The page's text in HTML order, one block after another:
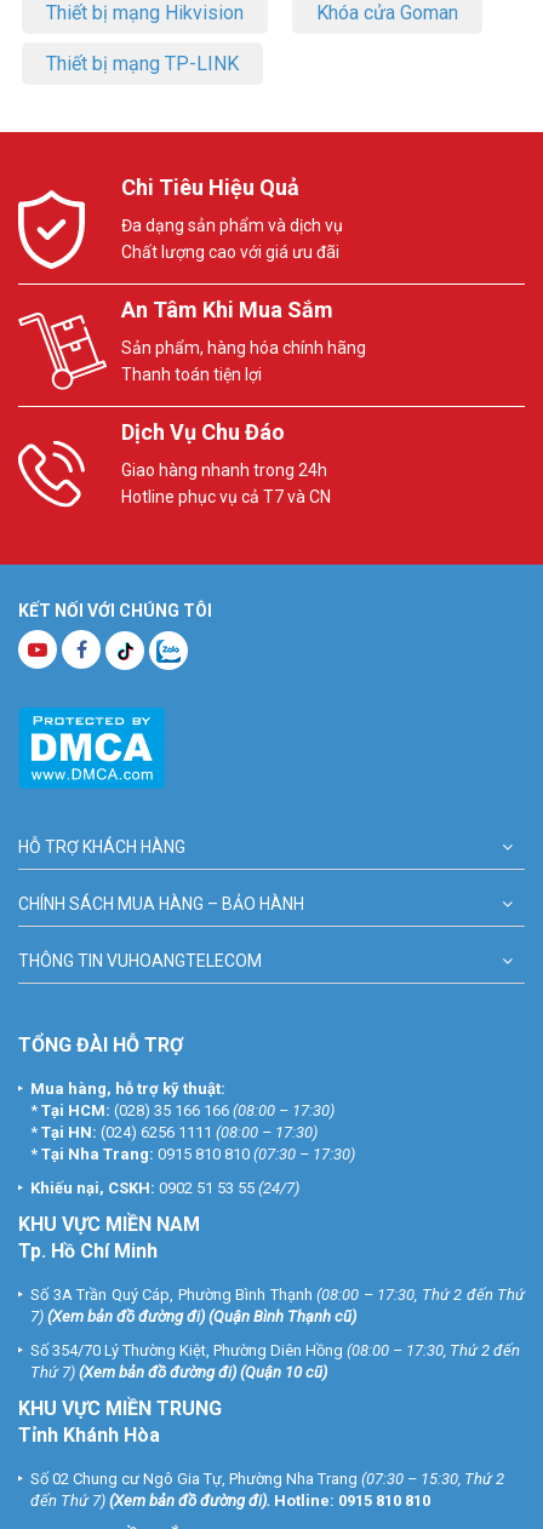
Thiết bị mạng Hikvision Khóa cửa Goman
Thiết bị mạng TP-LINK
Chi Tiêu Hiệu Quả
Đa dạng sản phẩm và dịch vụ
Chất lượng cao với giá ưu đãi
An Tâm Khi Mua Sắm
Sản phẩm, hàng hóa chính hãng
Thanh toán tiện lợi
Dịch Vụ Chu Đáo
Giao hàng nhanh trong 24h
Hotline phục vụ cả T7 và CN
KẾT NỐI VỚI CHÚNG TÔI
HỖ TRỢ KHÁCH HÀNG
CHÍNH SÁCH MUA HÀNG – BẢO HÀNH
THÔNG TIN VUHOANGTELECOM
TỔNG ĐÀI HỖ TRỢ
Mua hàng, hỗ trợ kỹ thuật:
* Tại HCM: (028) 35 166 166 (08:00 – 17:30)
* Tại HN: (024) 6256 1111 (08:00 – 17:30)
* Tại Nha Trang: 0915 810 810 (07:30 – 17:30)
Khiếu nại, CSKH: 0902 51 53 55 (24/7)
KHU VỰC MIỀN NAM
Tp. Hồ Chí Minh
Số 3A Trần Quý Cáp, Phường Bình Thạnh (08:00 – 17:30, Thứ 2 đến Thứ
7) (Xem bản đồ đường đi) (Quận Bình Thạnh cũ)
Số 354/70 Lý Thường Kiệt, Phường Diên Hồng (08:00 – 17:30, Thứ 2 đến
Thứ 7) (Xem bản đồ đường đi) (Quận 10 cũ)
KHU VỰC MIỀN TRUNG
Tỉnh Khánh Hòa
Số 02 Chung cư Ngô Gia Tự, Phường Nha Trang (07:30 – 15:30, Thứ 2
đến Thứ 7) (Xem bản đồ đường đi). Hotline: 0915 810 810